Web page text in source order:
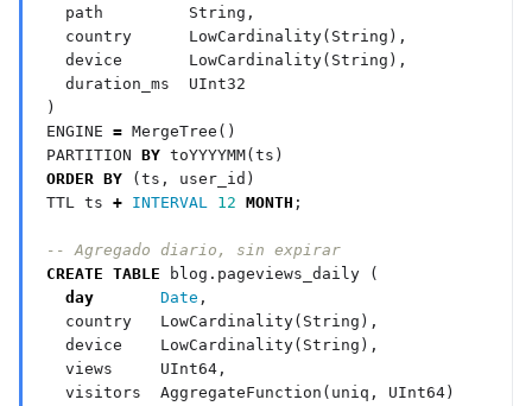
path
String,
country
LowCardinality(String),
device
LowCardinality(String),
duration_ms
UInt32
)
ENGINE = MergeTree()
PARTITION BY toYYYYMM(ts)
ORDER BY (ts,
user_id)
TTL ts + INTERVAL 12 MONTH ;
CREATE TABLE blog.pageviews_daily
(
day
Date ,
country
LowCardinality(String),
device
LowCardinality(String),
views
UInt64,
visitors
AggregateFunction(uniq,
UInt64)